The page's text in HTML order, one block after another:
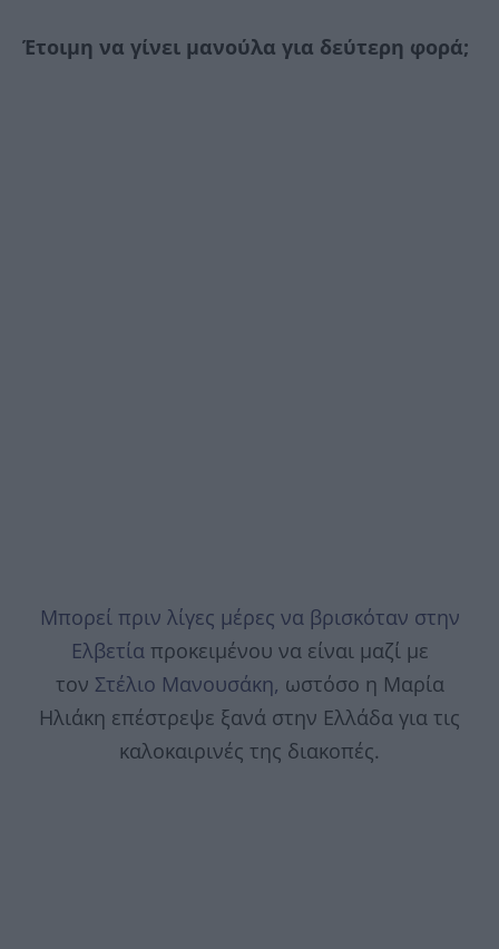
Έτοιμη να γίνει μανούλα για δεύτερη φορά;
Μπορεί πριν λίγες μέρες να βρισκόταν στην
Ελβετίαπροκειμένου να είναι μαζί με
τον Στέλιο Μανουσάκη, ωστόσο η Μαρία
Ηλιάκη επέστρεψε ξανά στην Ελλάδα για τις
καλοκαιρινές της διακοπές.